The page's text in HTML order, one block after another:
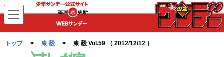
WEBサンデー
トップ> 東 毅 > 東 毅 Vol.59 （ 2012/12/12 ）